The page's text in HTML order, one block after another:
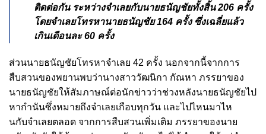
ติดต่อกัน ระหว่างจําเลยกับนายธนัญชัยทั้งสิ้น 206 ครั้ง
โดยจําเลยโทรหานายธนัญชัย 164 ครั้ง ซึ่งเฉลี่ยแล้ว
เกินเดือนละ 60 ครั้ง
ส่วนนายธนัญชัยโทรหาจําเลย 42 ครั้ง นอกจากนี้จากการ
สืบสวนของพยานพบว่านางสาววัฒนิกา กัณหา ภรรยาของ
นายธนัญชัยให้สัมภาษณ์ต่อนักข่าวว่าช่วงหลังนายธนัญชัยไป
หากํานันซึ่งหมายถึงจําเลยเกือบทุกวัน และไปไหนมาไห
นกับจําเลยตลอด จากการสืบสวนเพิ่มเติม ภรรยาของนาย